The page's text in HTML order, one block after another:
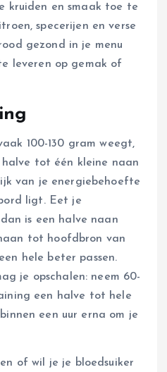
kruiden en smaak toe te
specerijen en verse
gezond in je menu
leveren op gemak of
100-130 gram weegt,
tot één kleine naan
van je energiebehoefte
ligt. Eet je
is een halve naan
tot hoofdbron van
hele beter passen.
je opschalen: neem 60-
een halve tot hele
een uur erna om je
of wil je je bloedsuiker